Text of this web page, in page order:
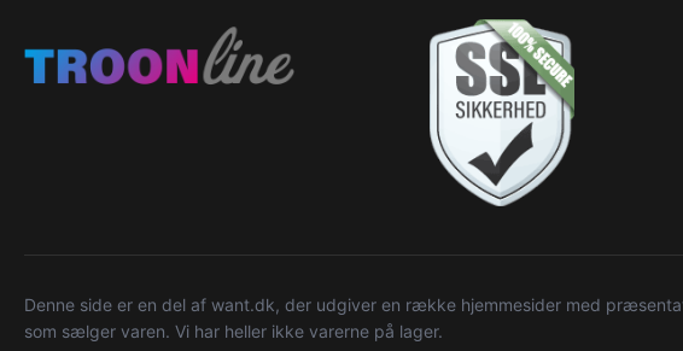
Denne side er en del af want.dk, der udgiver en række hjemmesider med
som sælger varen. Vi har heller ikke varerne på lager.